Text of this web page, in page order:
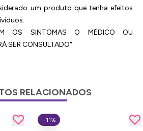
um produto que tenha efeitos
OS SINTOMAS O MÉDICO OU
SER CONSULTADO".
RELACIONADOS
- 11%